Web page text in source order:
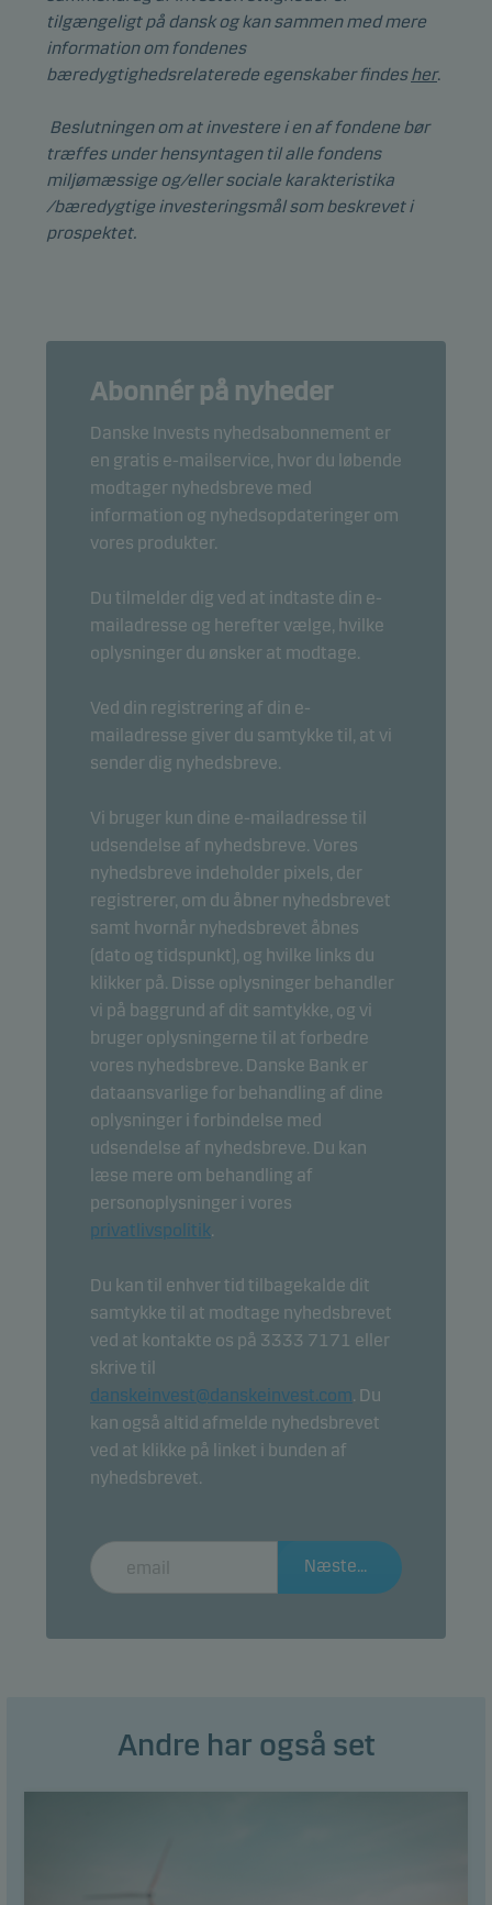
tilgængeligt på dansk og kan sammen med mere
information om fondenes
bæredygtighedsrelaterede egenskaber findesher.
Beslutningen om at investere i en af fondene bør
træffes under hensyntagen til alle fondens
miljømæssige og/eller sociale karakteristika
/bæredygtige investeringsmål som beskrevet i
prospektet.
Abonnér på nyheder
Danske Invests nyhedsabonnement er
en gratis e-mailservice, hvor du løbende
modtager nyhedsbreve med
information og nyhedsopdateringer om
vores produkter.
Du tilmelder dig ved at indtaste din e-
mailadresse og herefter vælge, hvilke
oplysninger du ønsker at modtage.
Ved din registrering af din e-
mailadresse giver du samtykke til, at vi
sender dig nyhedsbreve.
Vi bruger kun dine e-mailadresse til
udsendelse af nyhedsbreve. Vores
nyhedsbreve indeholder pixels, der
registrerer, om du åbner nyhedsbrevet
samt hvornår nyhedsbrevet åbnes
(dato og tidspunkt), og hvilke links du
klikker på. Disse oplysninger behandler
vi på baggrund af dit samtykke, og vi
bruger oplysningerne til at forbedre
vores nyhedsbreve. Danske Bank er
dataansvarlige for behandling af dine
oplysninger i forbindelse med
udsendelse af nyhedsbreve. Du kan
læse mere om behandling af
personoplysninger i vores
privatlivspolitik.
Du kan til enhver tid tilbagekalde dit
samtykke til at modtage nyhedsbrevet
ved at kontakte os på 3333 7171 eller
skrive til
danskeinvest@danskeinvest.com. Du
kan også altid afmelde nyhedsbrevet
ved at klikke på linket i bunden af
nyhedsbrevet.
Næste...
Andre har også set
Marketing
Disse cookies gør det muligt for os at identificere dig (din
indhold til dig.